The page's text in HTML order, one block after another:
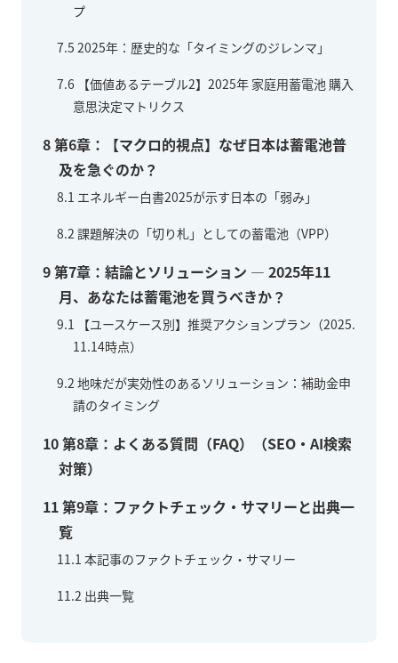
プ
7.5 2025年：歴史的な「タイミングのジレンマ」
7.6 【価値あるテーブル2】2025年 家庭用蓄電池 購入
意思決定マトリクス
8第6章：【マクロ的視点】なぜ日本は蓄電池普
及を急ぐのか？
8.1 エネルギー白書2025が示す日本の「弱み」
8.2 課題解決の「切り札」としての蓄電池（VPP）
9第7章：結論とソリューション — 2025年11
月、あなたは蓄電池を買うべきか？
9.1
【ユースケース別】推奨アクションプラン（2025.
11.14時点）
9.2 地味だが実効性のあるソリューション：補助金申
請のタイミング
10第8章：よくある質問（FAQ）（SEO・AI検索
対策）
11第9章：ファクトチェック・サマリーと出典一
覧
11.1 本記事のファクトチェック・サマリー
11.2 出典一覧